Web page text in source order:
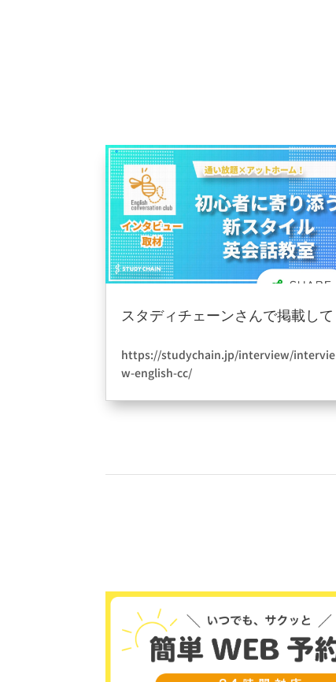
スタディチェーンさんで掲載して
頂けました。
https://studychain.jp/interview/intervie
w-english-cc/
この度、スタディチェーンさんにご紹介し